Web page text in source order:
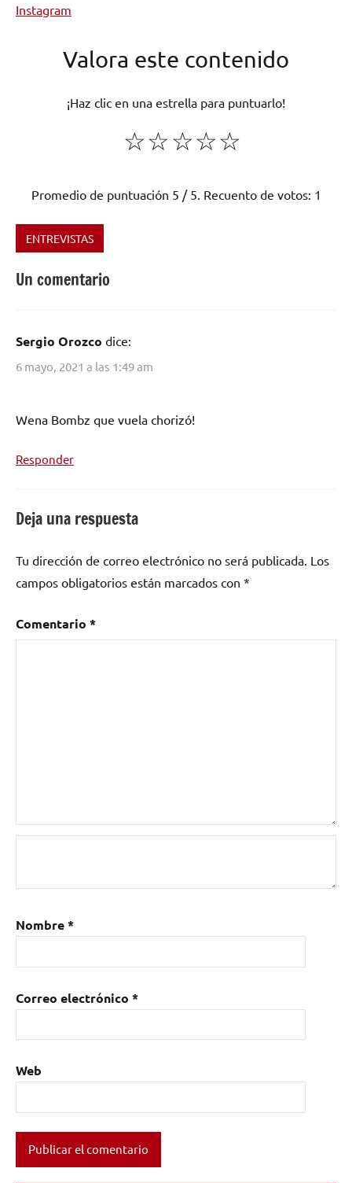
Instagram
Valora este contenido
¡Haz clic en una estrella para puntuarlo!
☆
☆
☆
☆
☆
Promedio de puntuación 5 / 5. Recuento de votos: 1
Etiquetado
Bolivia,
Caliente ,
hip
Paz,
ENTREVISTAS
Un comentario
Sergio Orozco dice:
6 mayo, 2021 a las 1:49 am
Wena Bombz que vuela chorizó!
Responder
Deja una respuesta
Tu dirección de correo electrónico no será publicada. Los
campos obligatorios están marcados con *
Comentario *
Nombre*
Correo electrónico *
Web